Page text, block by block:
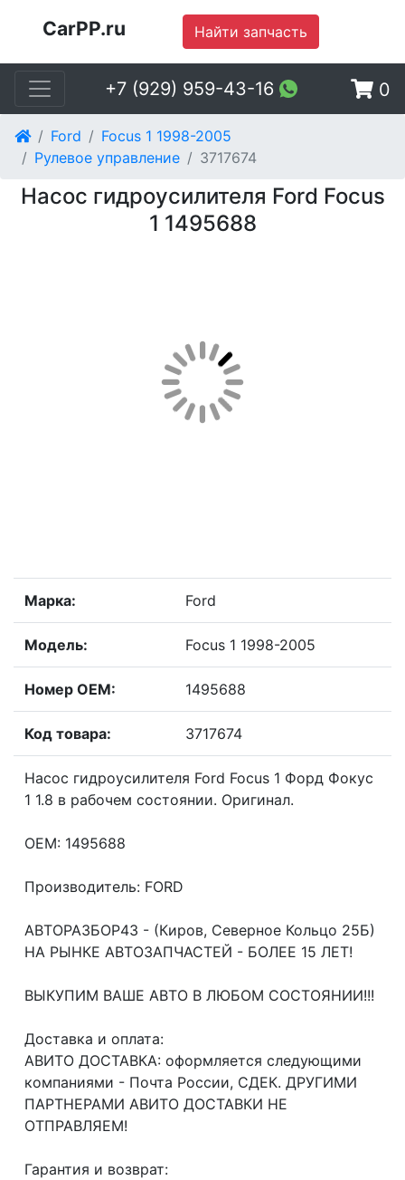
CarPP.ru Найти запчасть
+7 (929) 959-43-16 0
Ford
Focus 1 1998-2005
Рулевое управление
3717674
Насос гидроусилителя Ford Focus
1 1495688
Марка: Ford
Модель: Focus 1 1998-2005
Номер OEM: 1495688
Код товара: 3717674
Насос гидроусилителя Ford Focus 1 Форд Фокус
1 1.8 в рабочем состоянии. Оригинал.
OEM: 1495688
Производитель: FORD
АВТОРАЗБОР43 - (Киров, Северное Кольцо 25Б)
НА РЫНКЕ АВТОЗАПЧАСТЕЙ - БОЛЕЕ 15 ЛЕТ!
ВЫКУПИМ ВАШЕ АВТО В ЛЮБОМ СОСТОЯНИИ!!!
Доcтавка и oплата:
АВИТО ДОСТАВКА: оформляется следующими
компаниями - Почта России, СДЕК. ДРУГИМИ
ПАРТНЕРАМИ АВИТО ДОСТАВКИ НЕ
ОТПРАВЛЯЕМ!
Гарантия и возврат: